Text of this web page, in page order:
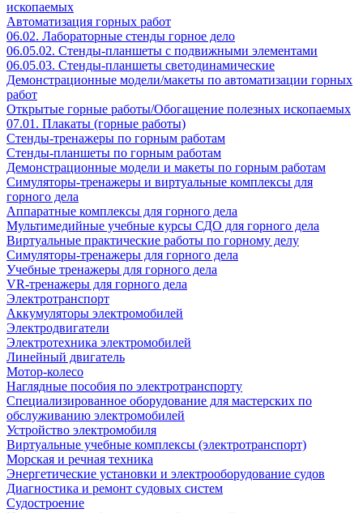
ископаемых
Автоматизация горных работ
06.02. Лабораторные стенды горное дело
06.05.02. Стенды-планшеты с подвижными элементами
06.05.03. Стенды-планшеты светодинамические
Демонстрационные модели/макеты по автоматизации горных
работ
Открытые горные работы/Обогащение полезных ископаемых
07.01. Плакаты (горные работы)
Стенды-тренажеры по горным работам
Стенды-планшеты по горным работам
Демонстрационные модели и макеты по горным работам
Симуляторы-тренажеры и виртуальные комплексы для
горного дела
Аппаратные комплексы для горного дела
Мультимедийные учебные курсы СДО для горного дела
Виртуальные практические работы по горному делу
Симуляторы-тренажеры для горного дела
Учебные тренажеры для горного дела
VR-тренажеры для горного дела
Электротранспорт
Аккумуляторы электромобилей
Электродвигатели
Электротехника электромобилей
Линейный двигатель
Мотор-колесо
Наглядные пособия по электротранспорту
Специализированное оборудование для мастерских по
обслуживанию электромобилей
Устройство электромобиля
Виртуальные учебные комплексы (электротранспорт)
Морская и речная техника
Энергетические установки и электрооборудование судов
Диагностика и ремонт судовых систем
Судостроение